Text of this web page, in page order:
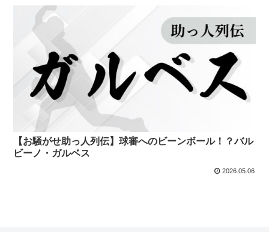
【お騒がせ助っ人列伝】球審へのビーンボール！？バル
ビーノ・ガルベス
2026.05.06